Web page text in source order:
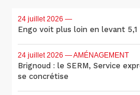
24 juillet 2026 —
Engo voit plus loin en levant 5,1
24 juillet 2026 — AMÉNAGEMENT
Brignoud : le SERM, Service
se concrétise